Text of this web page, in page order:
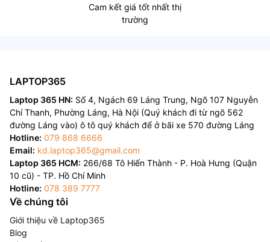
Cam kết giá tốt nhất thị
trường
LAPTOP365
Laptop 365 HN: Số 4, Ngách 69 Láng Trung, Ngõ 107 Nguyễn
Chí Thanh, Phường Láng, Hà Nội (Quý khách đi từ ngõ 562
đường Láng vào) ô tô quý khách để ở bãi xe 570 đường Láng
Hotline: 079 868 6666
Email: kd.laptop365@gmail.com
Laptop 365 HCM: 266/68 Tô Hiến Thành - P. Hoà Hưng (Quận
10 cũ) - TP. Hồ Chí Minh
Hotline: 078 389 7777
Về chúng tôi
Giới thiệu về Laptop365
Blog